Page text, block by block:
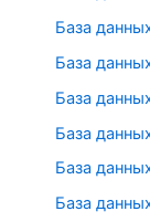
База
База
База
База
База
База